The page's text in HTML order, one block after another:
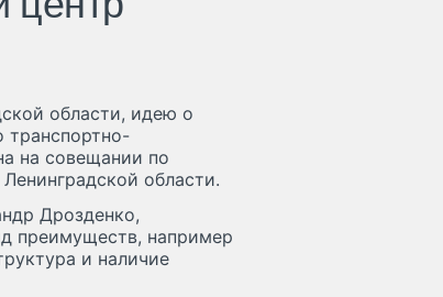
области, идею о
транспортно-
на совещании по
области.
Дрозденко,
преимуществ, например
и наличие